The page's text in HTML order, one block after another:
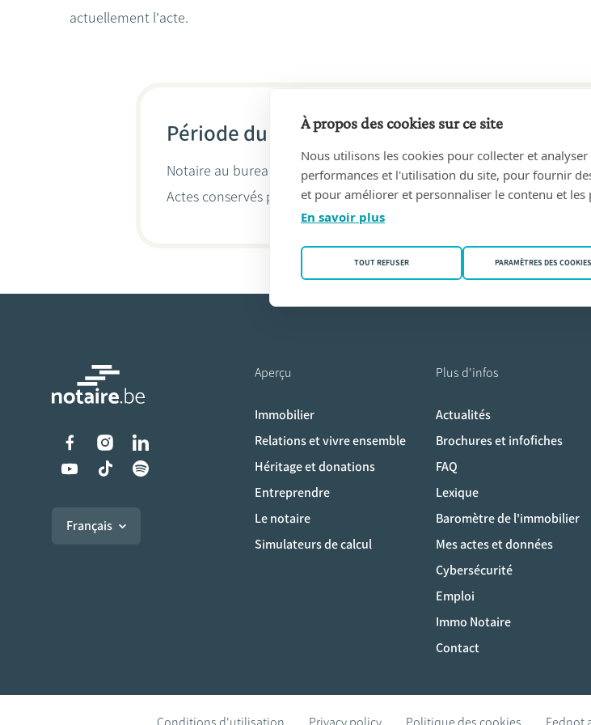
actuellement l'acte.
Période du 11/10/2016 au aujourd'hui
Notaire au bureau CHARLOTTE ROMBAUT, NOTARISVENNOOTSCHAP
Actes conservés par
Charlotte Rombaut
Liens vers les réseaux sociaux
Français
Aperçu
Immobilier
Relations et vivre ensemble
Héritage et donations
Entreprendre
Le notaire
Simulateurs de calcul
Plus d'infos
Actualités
Brochures et infofiches
FAQ
Lexique
Baromètre de l'immobilier
Mes actes et données
Cybersécurité
Emploi
Immo Notaire
Contact
À propos des cookies sur ce site
Nous utilisons les cookies pour collecter et
performances et l'utilisation du site, pour fournir
et pour améliorer et personnaliser le contenu et les
En savoir plus
TOUT REFUSER PARAMÈTRES DES COOKIES